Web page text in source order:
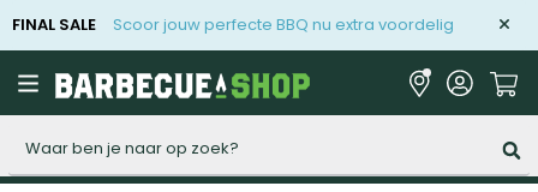
FINAL SALE Scoor jouw perfecte BBQ nu extra voordelig